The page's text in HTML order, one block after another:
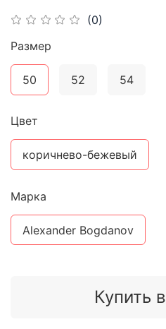
(0)
Купить
Размер
50 52 54
Цвет
коричнево-бежевый
Марка
Alexander Bogdanov